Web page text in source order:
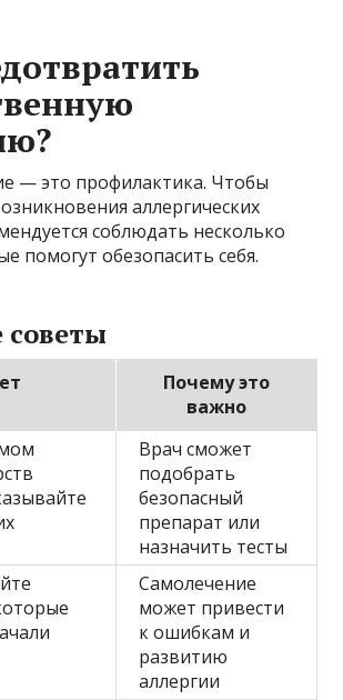
— это профилактика. Чтобы
аллергических
соблюдать несколько
помогут обезопасить себя.
советы
Почему это
важно
Врач сможет
подобрать
безопасный
препарат или
назначить тесты
Самолечение
может привести
к ошибкам и
развитию
аллергии